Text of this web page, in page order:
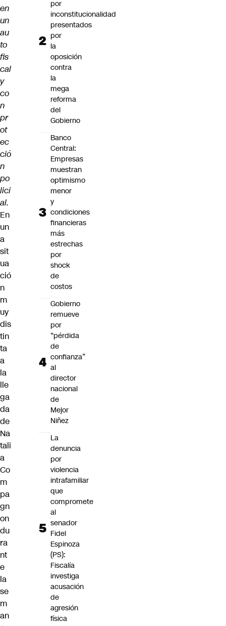
en
un
au
to
fis
cal
y
co
n
pr
ot
ec
ció
n
po
lici
al.
En
un
a
sit
ua
ció
n
m
uy
dis
tin
ta
a
la
lle
ga
da
de
Na
tali
a
Co
m
pa
gn
on
du
ra
nt
e
la
se
m
an
por
inconstitucionalidad
presentados
por
la
oposición
contra
la
mega
reforma
del
Gobierno
Banco
Central:
Empresas
muestran
optimismo
menor
y
condiciones
financieras
más
estrechas
por
shock
de
costos
Gobierno
remueve
por
“pérdida
de
confianza”
al
director
nacional
de
Mejor
Niñez
La
denuncia
por
violencia
intrafamiliar
que
compromete
al
senador
Fidel
Espinoza
(PS):
Fiscalía
investiga
acusación
de
agresión
física